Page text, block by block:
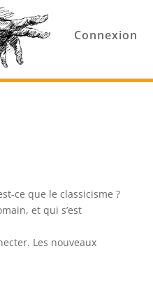
Connexion
ce que le classicisme ?
et qui s’est
Les nouveaux